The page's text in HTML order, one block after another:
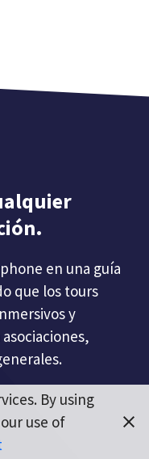
en una guía
que los tours
y
By using
use of